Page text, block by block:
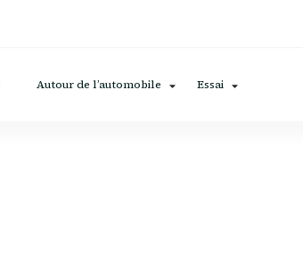
Autour de l’automobile Essai